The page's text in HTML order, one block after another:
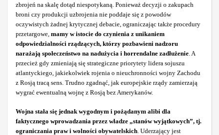
zbrojeń na skalę dotąd niespotykaną. Ponieważ decyzji o zakupach
broni czy produkcji uzbrojenia nie poddaje się z powodów
oczywistych żadnej krytycznej debacie, ograniczając także procedury
przetargowe, mamy w istocie do czynienia z unikaniem
odpowiedzialności rządzących, którzy pozbawieni nadzoru
narażają społeczeństwo na nadużycia i horrendalne zadłużenie . A
przecież gdy zmieniają się strategiczne priorytety lidera sojuszu
atlantyckiego, jakiekolwiek rojenia o nieuchronności wojny Zachodu
z Rosją tracą sens. Trudno zgadnąć, jak europejskie rządy zamierzają
wygrać ewentualną wojnę z Rosją bez Amerykanów.
Wojna stała się jednak wygodnym i pożądanym alibi dla
faktycznego wprowadzania przez władze „stanów wyjątkowych”, tj.
ograniczania praw i wolności obywatelskich . Uderzający jest